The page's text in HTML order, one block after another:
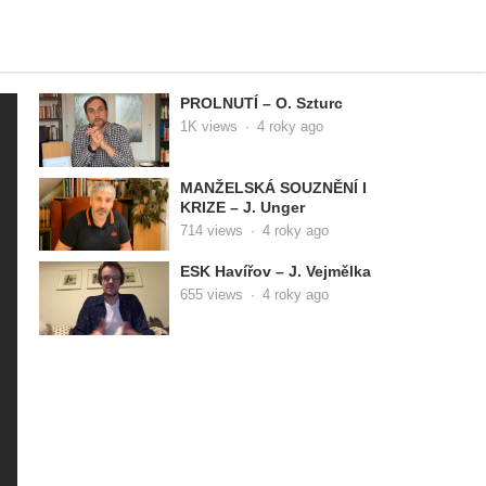
PROLNUTÍ – O. Szturc
1K views · 4 roky ago
MANŽELSKÁ SOUZNĚNÍ I
KRIZE – J. Unger
714 views · 4 roky ago
ESK Havířov – J. Vejmělka
655 views · 4 roky ago